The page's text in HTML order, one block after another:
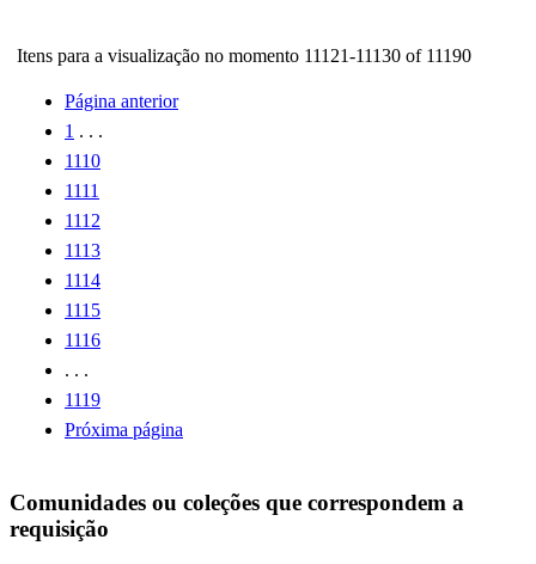
Itens para a visualização no momento 11121-11130 of 11190
Página anterior
1 . . .
1110
1111
1112
1113
1114
1115
1116
. . .
1119
Próxima página
Comunidades ou coleções que correspondem a
requisição